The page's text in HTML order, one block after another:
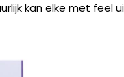
kan elke met